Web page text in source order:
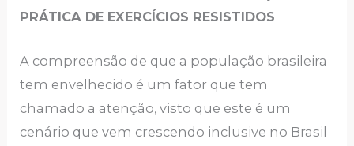
PRÁTICA DE EXERCÍCIOS RESISTIDOS
A compreensão de que a população brasileira
tem envelhecido é um fator que tem
chamado a atenção, visto que este é um
cenário que vem crescendo inclusive no Brasil